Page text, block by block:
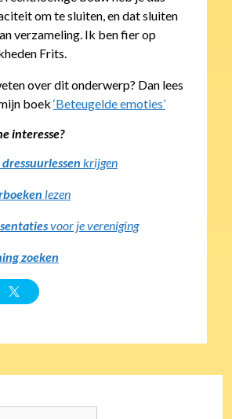
om te sluiten, en dat sluiten
verzameling. Ik ben fier op
Frits.
over dit onderwerp? Dan lees
boek ‘Beteugelde emoties’
interesse?
krijgen
lezen
voor je vereniging
zoeken